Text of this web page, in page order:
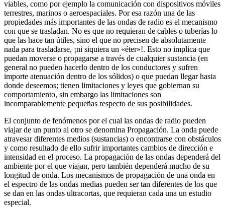
viables, como por ejemplo la comunicación con dispositivos móviles
terrestres, marinos o aeroespaciales. Por esa razón una de las
propiedades más importantes de las ondas de radio es el mecanismo
con que se trasladan. No es que no requieran de cables o tuberías lo
que las hace tan útiles, sino el que no precisen de absolutamente
nada para trasladarse, ¡ni siquiera un «éter»!. Esto no implica que
puedan moverse o propagarse a través de cualquier sustancia (en
general no pueden hacerlo dentro de los conductores y sufren
importe atenuación dentro de los sólidos) o que puedan llegar hasta
donde deseemos; tienen limitaciones y leyes que gobiernan su
comportamiento, sin embargo las limitaciones son
incomparablemente pequeñas respecto de sus posibilidades.
El conjunto de fenómenos por el cual las ondas de radio pueden
viajar de un punto al otro se denomina Propagación. La onda puede
atravesar diferentes medios (sustancias) o encontrarse con obstáculos
y como resultado de ello sufrir importantes cambios de dirección e
intensidad en el proceso. La propagación de las ondas dependerá del
ambiente por el que viajan, pero también dependerá mucho de su
longitud de onda. Los mecanismos de propagación de una onda en
el espectro de las ondas medias pueden ser tan diferentes de los que
se dan en las ondas ultracortas, que requieran cada una un estudio
especial.